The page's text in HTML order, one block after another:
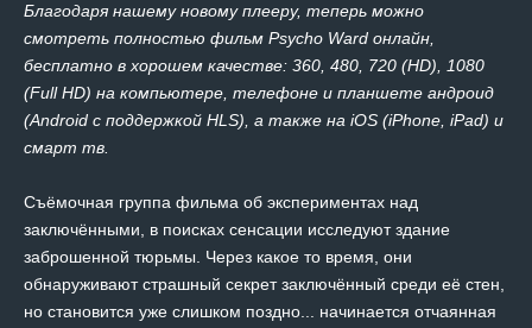
Благодаря нашему новому плееру, теперь можно
смотреть полностью фильм Psycho Ward онлайн,
бесплатно в хорошем качестве: 360, 480, 720 (HD), 1080
(Full HD) на компьютере, телефоне и планшете андроид
(Android с поддержкой HLS), а также на iOS (iPhone, iPad) и
смарт тв.
Съёмочная группа фильма об экспериментах над
заключёнными, в поисках сенсации исследуют здание
заброшенной тюрьмы. Через какое то время, они
обнаруживают страшный секрет заключённый среди её стен,
но становится уже слишком поздно... начинается отчаянная